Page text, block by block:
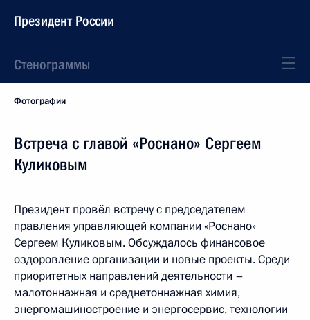
Президент России
Стенограммы
Фотографии
Встреча с главой «Роснано» Сергеем
Куликовым
Президент провёл встречу с председателем
правления управляющей компании «Роснано»
Сергеем Куликовым. Обсуждалось финансовое
оздоровление организации и новые проекты. Среди
приоритетных направлений деятельности –
малотоннажная и среднетоннажная химия,
энергомашиностроение и энергосервис, технологии